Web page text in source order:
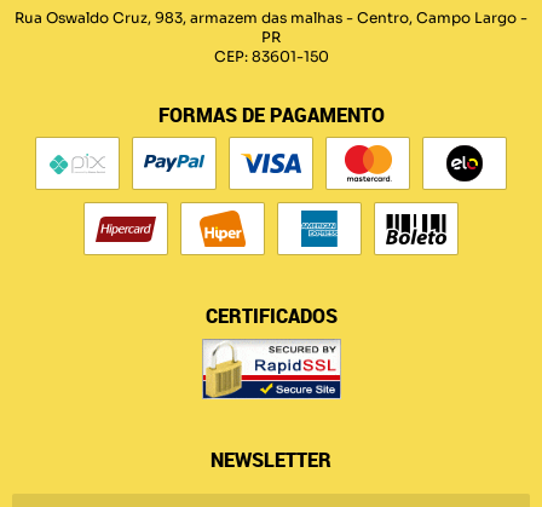
Rua Oswaldo Cruz, 983, armazem das malhas - Centro, Campo Largo -
PR
CEP: 83601-150
FORMAS DE PAGAMENTO
CERTIFICADOS
NEWSLETTER